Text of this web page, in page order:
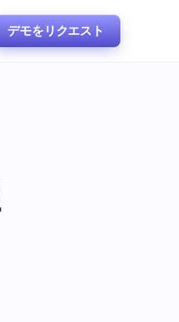
デモをリクエスト